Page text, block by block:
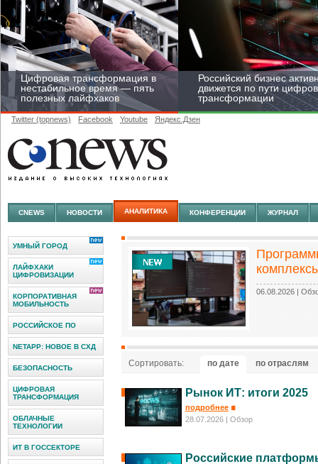
Цифровая трансформация в
нестабильное время — пять
полезных лайфхаков
Российский бизнес
движется по пути
трансформации
цифровизироваться со
скоростью крупных
корпораций
Twitter (topnews) Facebook Youtube Яндекс.Дзен
CNEWS НОВОСТИ АНАЛИТИКА КОНФЕРЕНЦИИ ЖУРНАЛ
06.08.2026 |
Сортировать: по дате по отраслям
Рынок ИТ: итоги 2025
подробнее
28.07.2026
| Обзор
Российские
УМНЫЙ ГОРОД
ЛАЙФХАКИ
ЦИФРОВИЗАЦИИ
КОРПОРАТИВНАЯ
МОБИЛЬНОСТЬ
РОССИЙСКОЕ ПО
NETAPP: НОВОЕ В СХД
БЕЗОПАСНОСТЬ
ЦИФРОВАЯ
ТРАНСФОРМАЦИЯ
ОБЛАЧНЫЕ
ТЕХНОЛОГИИ
ИТ В ГОССЕКТОРЕ